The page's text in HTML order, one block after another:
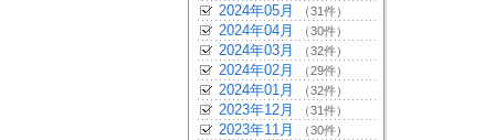
2024年05月 （31件）
2024年04月 （30件）
2024年03月 （32件）
2024年02月 （29件）
2024年01月 （32件）
2023年12月 （31件）
2023年11月 （30件）